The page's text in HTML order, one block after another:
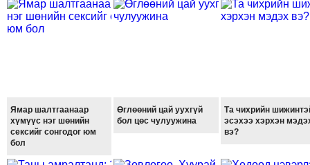
ТОЙРОНД
ТӨВСИЙН
СОНГУУЛИЙН
ЭРГЭН
Ямар шалтгаанаар
хүмүүс нэг шөнийн
сексийг сонгодог юм
бол
Өглөөний цай уухгүй
бол цөс чулуужина
Та чихрийн
эсэхээ хэрхэн
вэ?